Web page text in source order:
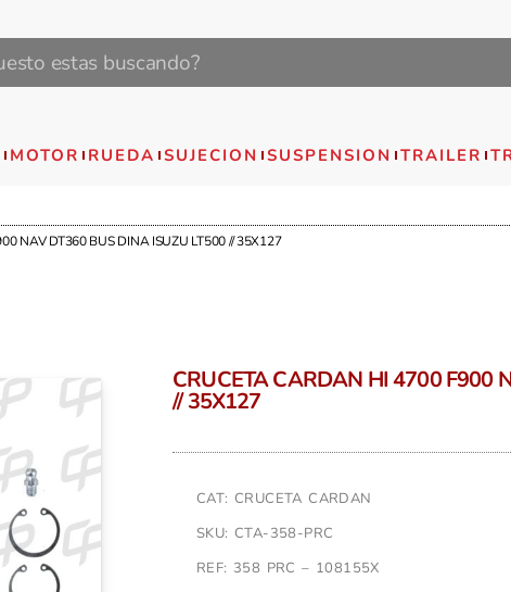
MOTOR RUEDA SUJECION SUSPENSION TRAILER
NAV DT360 BUS DINA ISUZU LT500 // 35X127
CRUCETA CARDAN HI 4700 F900
// 35X127
CAT: CRUCETA CARDAN
SKU: CTA-358-PRC
REF: 358 PRC – 108155X